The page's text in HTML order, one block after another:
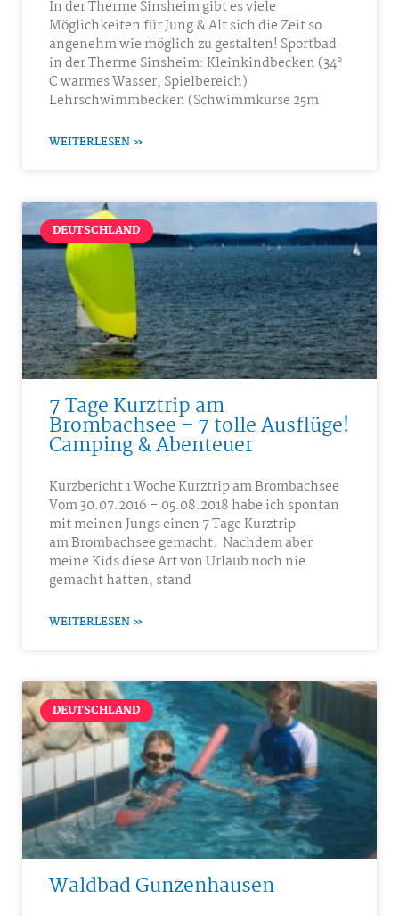
In der Therme Sinsheim gibt es viele
Möglichkeiten für Jung & Alt sich die Zeit so
angenehm wie möglich zu gestalten! Sportbad
in der Therme Sinsheim: Kleinkindbecken (34°
C warmes Wasser, Spielbereich)
Lehrschwimmbecken (Schwimmkurse 25m
WEITERLESEN »
DEUTSCHLAND
7 Tage Kurztrip am
Brombachsee – 7 tolle Ausflüge!
Camping & Abenteuer
Kurzbericht 1 Woche Kurztrip am Brombachsee
Vom 30.07.2016 – 05.08.2018 habe ich spontan
mit meinen Jungs einen 7 Tage Kurztrip
am Brombachsee gemacht. Nachdem aber
meine Kids diese Art von Urlaub noch nie
gemacht hatten, stand
WEITERLESEN »
DEUTSCHLAND
Waldbad Gunzenhausen